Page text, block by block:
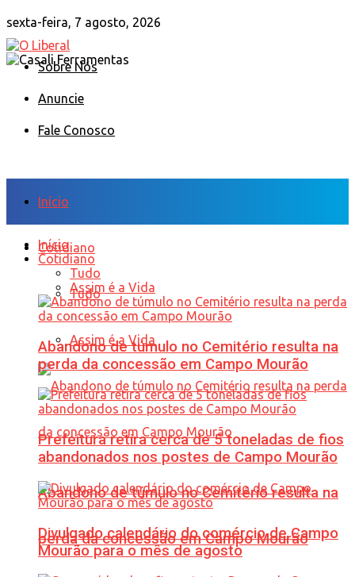
sexta-feira, 7 agosto, 2026
Sobre Nós
Anuncie
Fale Conosco
Início
Cotidiano
Tudo
Assim é a Vida
Abandono de túmulo no Cemitério resulta na
perda da concessão em Campo Mourão
Início
Cotidiano
Tudo
Assim é a Vida
Abandono de túmulo no Cemitério resulta na
perda da concessão em Campo Mourão
Prefeitura retira cerca de 5 toneladas de fios
abandonados nos postes de Campo Mourão
Divulgado calendário do comércio de Campo
Mourão para o mês de agosto